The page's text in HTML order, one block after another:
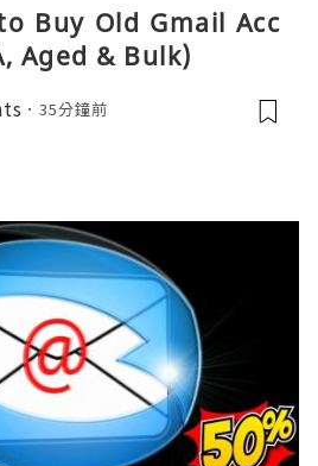
Buy Old Gmail Acc
Aged & Bulk)
35分鐘前